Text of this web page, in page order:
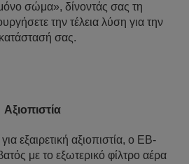
σώμα», δίνοντάς σας τη
την τέλεια λύση για την
σας.
Αξιοπιστία
εξαιρετική αξιοπιστία, ο EB-
με το εξωτερικό φίλτρο αέρα